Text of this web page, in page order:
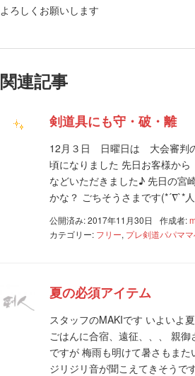
よろしくお願いします
関連記事
剣道具にも守・破・離
12月３日 日曜日は 大会審判
頃になりました 先日お客様か
などいただきました♪ 先日の宮
かな？ ごちそうさまです(*´∇`*
公開済み: 2017年11月30日 作成者:
カテゴリー: フリー, プレ剣道パパマ
夏の必須アイテム
スタッフのMAKIです いよいよ
ごはんに合宿、遠征、、、 親
ですが 梅雨も明けて暑さもま
ジリジリ音が聞こえてきそう